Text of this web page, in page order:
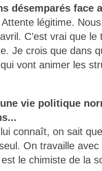
désemparés face
légitime.
C’est vrai que
Je crois que dans
vont animer les
vie politique
connaît, on sait
On travaille
le chimiste de la